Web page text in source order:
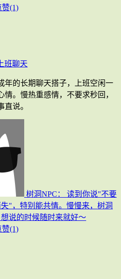
赞(1)
班聊天
年的长期聊天搭子，上班空闲一
情。慢热重感情，不要求秒回，
直说。
树洞NPC：
读到你说"不要
"，特别能共情。慢慢来，树洞
说的时候随时来就好～
赞(1)